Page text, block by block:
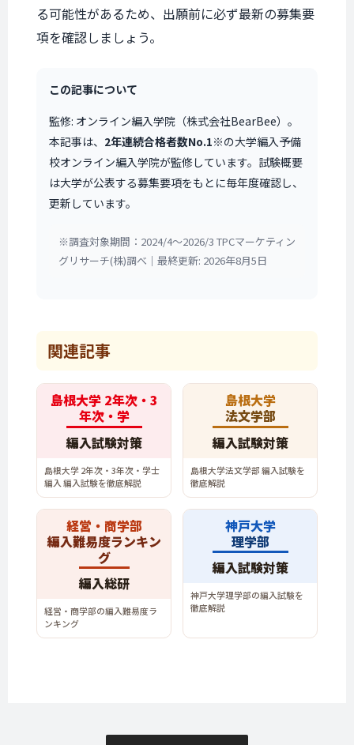
る可能性があるため、出願前に必ず最新の募集要
項を確認しましょう。
この記事について
監修: オンライン編入学院（株式会社BearBee）。
本記事は、 2年連続合格者数No.1※の大学編入予備
校オンライン編入学院が監修しています。試験概要
は大学が公表する募集要項をもとに毎年度確認し、
更新しています。
※調査対象期間：2024/4〜2026/3 TPCマーケティン
グリサーチ(株)調べ｜最終更新: 2026年8月5日
関連記事
島根大学 2年次・3
年次・学
編入試験対策
島根大学 2年次・3年次・学士
編入 編入試験を徹底解説
島根大学
法文学部
編入試験対策
島根大学法文学部 編入試験を
徹底解説
経営・商学部
編入難易度ランキン
グ
編入総研
経営・商学部の編入難易度ラ
ンキング
神戸大学
理学部
編入試験対策
神戸大学理学部の編入試験を
徹底解説